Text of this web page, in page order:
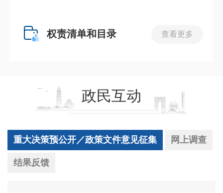
权责清单和目录 查看更多
政民互动
重大决策预公开／政策文件意见征集 网上调查
结果反馈